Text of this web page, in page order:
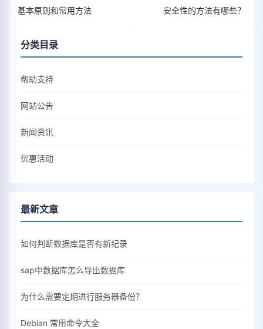
基本原则和常用方法
安全性的方法有哪些？
分类目录
帮助支持
网站公告
新闻资讯
优惠活动
最新文章
如何判断数据库是否有新纪录
sap中数据库怎么导出数据库
为什么需要定期进行服务器备份？
Debian 常用命令大全